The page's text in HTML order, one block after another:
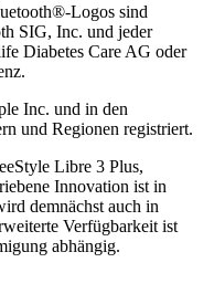
Logos sind
SIG, Inc. und jeder
Diabetes Care AG oder
Inc. und in den
und Regionen registriert.
Libre 3 Plus,
Innovation ist in
demnächst auch in
Verfügbarkeit ist
abhängig.